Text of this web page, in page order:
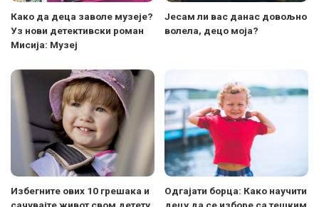
Како да деца заволе музеје?
Уз нови детективски роман
Мисија: Музеј
Јесам ли вас данас довољно
волела, децо моја?
Избегните ових 10 грешака и
Одгајати борца: Како научити